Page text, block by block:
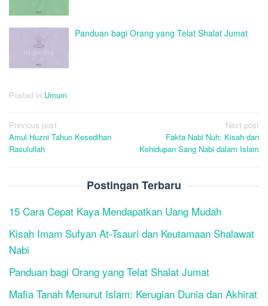
Panduan bagi Orang yang Telat Shalat Jumat
Posted in Umum
Post
navigation
Previous post
Amul Huzni Tahun Kesedihan
Rasulullah
Next post
Fakta Nabi Nuh: Kisah dan
Kehidupan Sang Nabi dalam Islam
Postingan Terbaru
15 Cara Cepat Kaya Mendapatkan Uang Mudah
Kisah Imam Sufyan At-Tsauri dan Keutamaan Shalawat
Nabi
Panduan bagi Orang yang Telat Shalat Jumat
Mafia Tanah Menurut Islam: Kerugian Dunia dan Akhirat